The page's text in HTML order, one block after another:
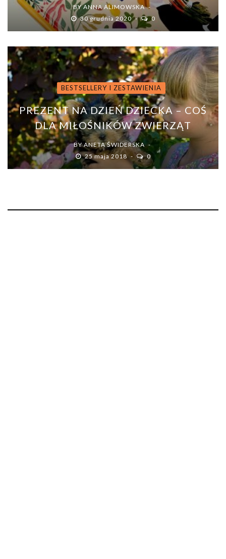
BYANNA ALIMOWSKA
30 grudnia 2020
0
BESTSELLERY I ZESTAWIENIA
PREZENT NA DZIEŃ DZIECKA – COŚ
DLA MIŁOŚNIKÓW ZWIERZĄT
BYANETA ŚWIDERSKA
25 maja 2018
0